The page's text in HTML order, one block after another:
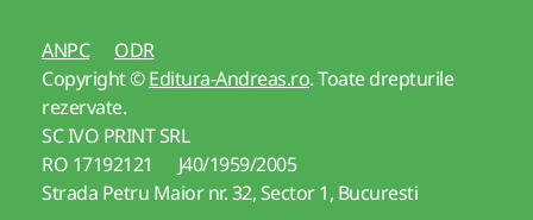
ANPC
ODR
Copyright ©Editura-Andreas.ro. Toate drepturile
rezervate.
SC IVO PRINT SRL
RO 17192121 J40/1959/2005
Strada Petru Maior nr. 32, Sector 1, Bucuresti